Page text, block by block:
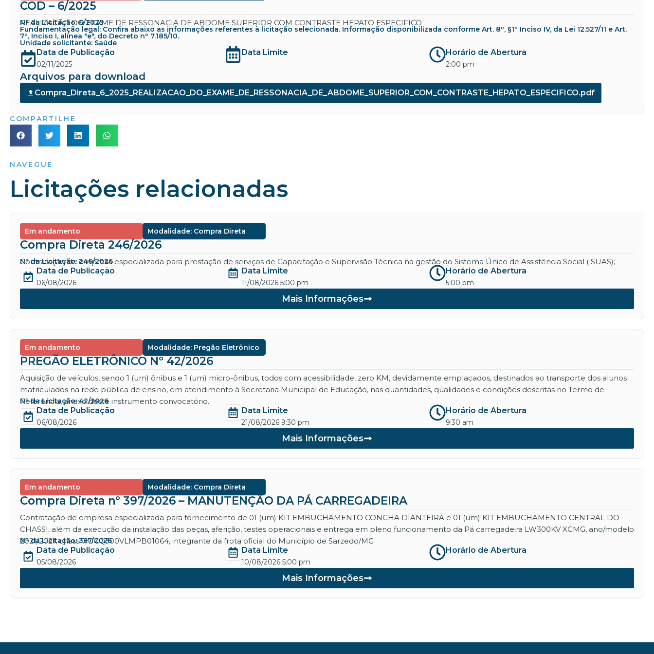
COD – 6/2025
REALIZACÃO DO EXAME DE RESSONACIA DE ABDOME SUPERIOR COM CONTRASTE HEPATO ESPECIFICO
Nº da Licitação: 6/2025
Fundamentação legal: Confira abaixo as informações referentes à licitação selecionada. Informação disponibilizada conforme Art. 8º, §1º Inciso IV, da Lei 12.527/11 e Art.
7º, Inciso I, alínea "e", do Decreto nº 7.185/10.
Unidade solicitante: Saúde
Data de Publicação
02/11/2025
Data Limite Horário de Abertura
2:00 pm
Arquivos para download
Compra_Direta_6_2025_REALIZACAO_DO_EXAME_DE_RESSONACIA_DE_ABDOME_SUPERIOR_COM_CONTRASTE_HEPATO_ESPECIFICO.pdf
COMPARTILHE
NAVEGUE
Licitações relacionadas
Em andamento Modalidade: Compra Direta
Compra Direta 246/2026
Contratação de empresa especializada para prestação de serviços de Capacitação e Supervisão Técnica na gestão do Sistema Único de Assistência Social ( SUAS);
Nº da Licitação: 246/2026
Data de Publicação
06/08/2026
Data Limite
11/08/2026 5:00 pm
Horário de Abertura
5:00 pm
Mais Informações
Em andamento Modalidade: Pregão Eletrônico
PREGÃO ELETRÔNICO Nº 42/2026
Aquisição de veículos, sendo 1 (um) ônibus e 1 (um) micro-ônibus, todos com acessibilidade, zero KM, devidamente emplacados, destinados ao transporte dos alunos
matriculados na rede pública de ensino, em atendimento à Secretaria Municipal de Educação, nas quantidades, qualidades e condições descritas no Termo de
Referência, anexo deste instrumento convocatório.
Nº da Licitação: 42/2026
Data de Publicação
06/08/2026
Data Limite
21/08/2026 9:30 pm
Horário de Abertura
9:30 am
Mais Informações
Em andamento Modalidade: Compra Direta
Compra Direta nº 397/2026 – MANUTENÇÃO DA PÁ CARREGADEIRA
Contratação de empresa especializada para fornecimento de 01 (um) KIT EMBUCHAMENTO CONCHA DIANTEIRA e 01 (um) KIT EMBUCHAMENTO CENTRAL DO
CHASSI, além da execução da instalação das peças, aferição, testes operacionais e entrega em pleno funcionamento da Pá carregadeira LW300KV XCMG, ano/modelo
2021/2021, chassi XUCQ300VLMPB01064, integrante da frota oficial do Município de Sarzedo/MG
Nº da Licitação: 397/2026
Data de Publicação
05/08/2026
Data Limite
10/08/2026 5:00 pm
Horário de Abertura
Mais Informações